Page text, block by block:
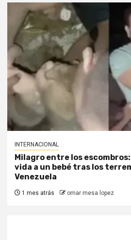
INTERNACIONAL
Milagro entre los
vida a un bebé tras los
Venezuela
1 mes atrás omar mesa lopez